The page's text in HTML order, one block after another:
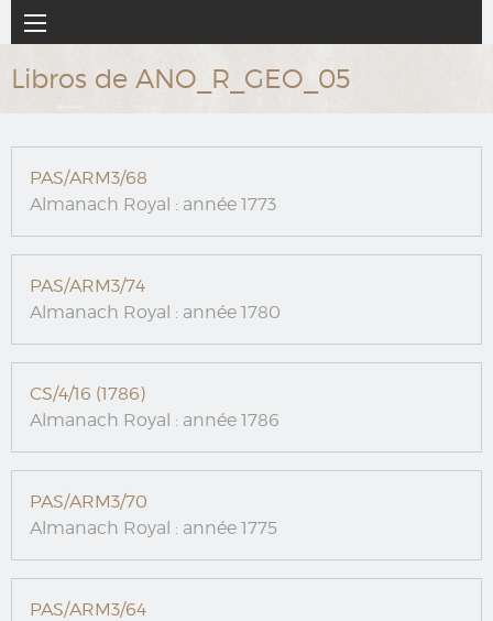
al
contenido
principal
Navegación
principal
Libros de ANO_R_GEO_05
PAS/ARM3/68
Almanach Royal : année 1773
PAS/ARM3/74
Almanach Royal : année 1780
CS/4/16 (1786)
Almanach Royal : année 1786
PAS/ARM3/70
Almanach Royal : année 1775
PAS/ARM3/64